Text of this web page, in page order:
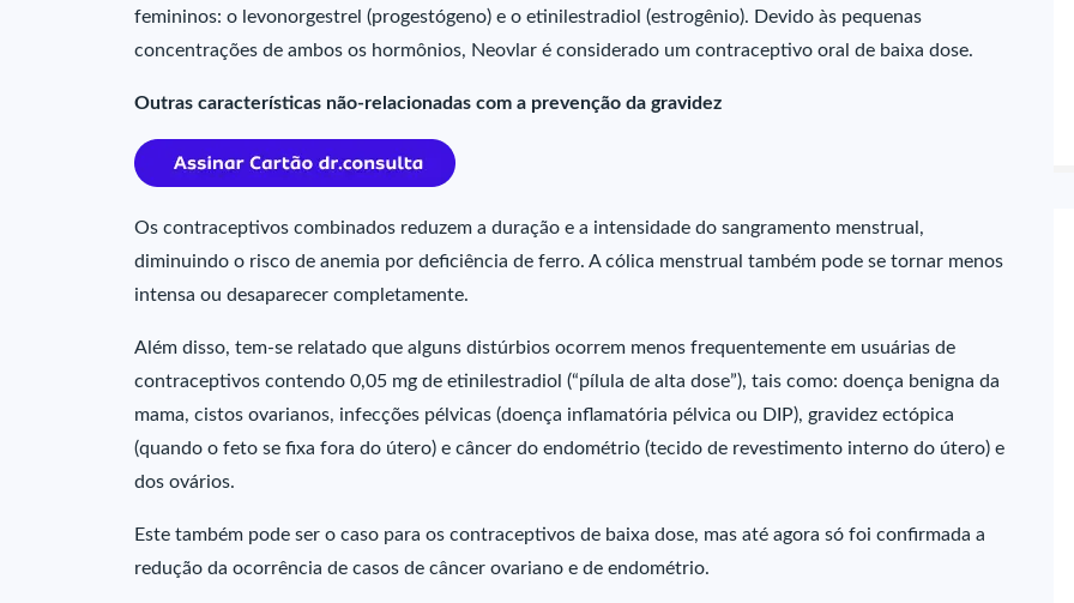
femininos: o levonorgestrel (progestógeno) e o etinilestradiol (estrogênio). Devido às pequenas
concentrações de ambos os hormônios, Neovlar é considerado um contraceptivo oral de baixa dose.
Outras características não-relacionadas com a prevenção da gravidez
Os contraceptivos combinados reduzem a duração e a intensidade do sangramento menstrual,
diminuindo o risco de anemia por deficiência de ferro. A cólica menstrual também pode se tornar menos
intensa ou desaparecer completamente.
Além disso, tem-se relatado que alguns distúrbios ocorrem menos frequentemente em usuárias de
contraceptivos contendo 0,05 mg de etinilestradiol (“pílula de alta dose”), tais como: doença benigna da
mama, cistos ovarianos, infecções pélvicas (doença inflamatória pélvica ou DIP), gravidez ectópica
(quando o feto se fixa fora do útero) e câncer do endométrio (tecido de revestimento interno do útero) e
dos ovários.
Este também pode ser o caso para os contraceptivos de baixa dose, mas até agora só foi confirmada a
redução da ocorrência de casos de câncer ovariano e de endométrio.